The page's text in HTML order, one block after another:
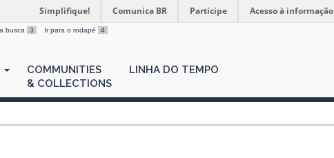
Simplifique! Comunica BR Participe Acesso à informação
busca 3 Ir para o rodapé 4
COMMUNITIES
& COLLECTIONS
LINHA DO TEMPO